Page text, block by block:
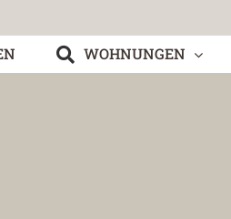
WOHNUNGEN